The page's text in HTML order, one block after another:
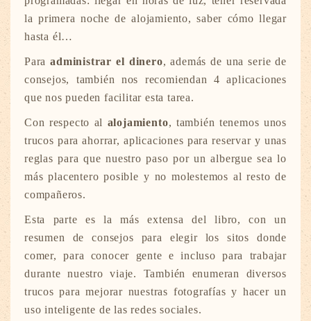
la primera noche de alojamiento, saber cómo llegar
hasta él…
Paraadministrar el dinero, además de una serie de
consejos, también nos recomiendan 4 aplicaciones
que nos pueden facilitar esta tarea.
Con respecto al alojamiento, también tenemos unos
trucos para ahorrar, aplicaciones para reservar y unas
reglas para que nuestro paso por un albergue sea lo
más placentero posible y no molestemos al resto de
compañeros.
Esta parte es la más extensa del libro, con un
resumen de consejos para elegir los sitos donde
comer, para conocer gente e incluso para trabajar
durante nuestro viaje. También enumeran diversos
trucos para mejorar nuestras fotografías y hacer un
uso inteligente de las redes sociales.